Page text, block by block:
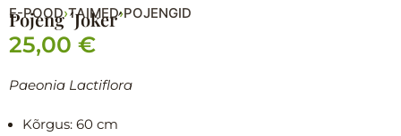
E-POOD›TAIMED›POJENGID
Pojeng ´Joker´
25,00 €
Paeonia Lactiflora
Kõrgus: 60 cm